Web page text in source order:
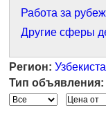
Работа за
Другие сферы
Регион:
Тип объявления: